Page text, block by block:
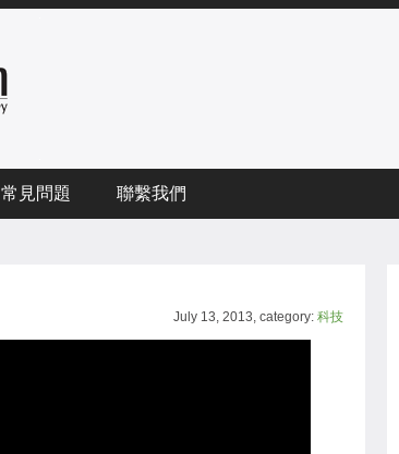
常見問題 聯繫我們
July 13, 2013, category: 科技